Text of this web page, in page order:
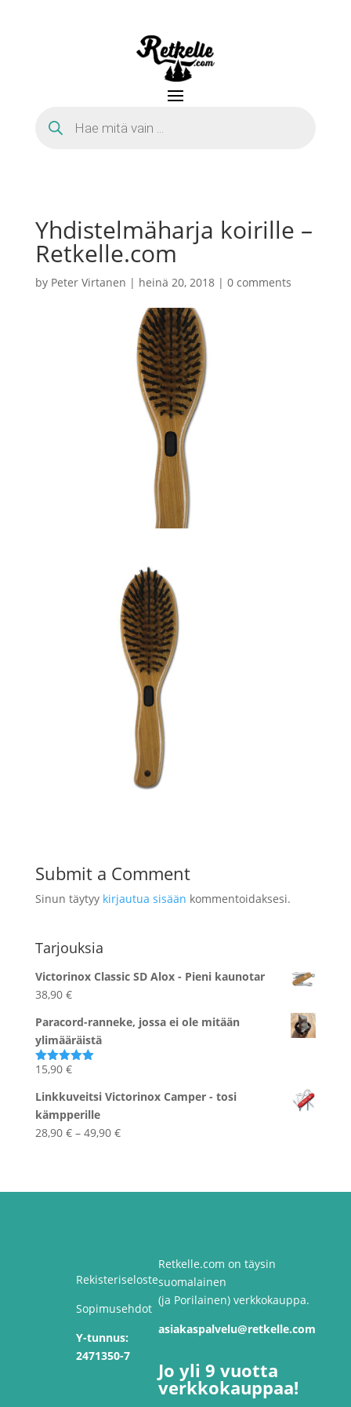
search
Yhdistelmäharja koirille –
Retkelle.com
by Peter Virtanen | heinä 20, 2018| 0 comments
Submit a Comment
Sinun täytyy kirjautua sisään kommentoidaksesi.
Tarjouksia
Victorinox Classic SD Alox - Pieni kaunotar
38,90 €
Paracord-ranneke, jossa ei ole mitään
ylimääräistä
Arvostelu
5.00/ 5
15,90 €
Linkkuveitsi Victorinox Camper - tosi
kämpperille
28,90 € – 49,90 €Hintaluokka:
Rekisteriseloste
Sopimusehdot
Y-tunnus:
2471350-7
Retkelle.com on täysin
suomalainen
(ja Porilainen) verkkokauppa.
asiakaspalvelu@retkelle.com
Jo yli 9 vuotta
verkkokauppaa!